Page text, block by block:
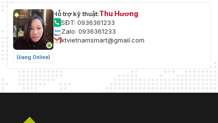
(Đang Online)
Hỗ trợ kỹ thuật:Thu Hương
SĐT: 0936361233
Zalo: 0936361233
ktvietnamsmart@gmail.com